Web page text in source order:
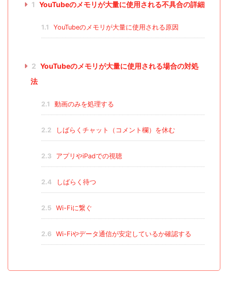
1 YouTubeのメモリが大量に使用される不具合の詳細
1.1 YouTubeのメモリが大量に使用される原因
2 YouTubeのメモリが大量に使用される場合の対処
法
2.1 動画のみを処理する
2.2 しばらくチャット（コメント欄）を休む
2.3 アプリやiPadでの視聴
2.4 しばらく待つ
2.5 Wi-Fiに繋ぐ
2.6 Wi-Fiやデータ通信が安定しているか確認する